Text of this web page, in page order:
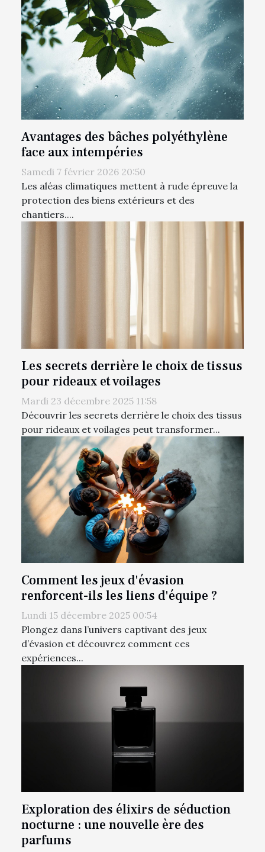
Avantages des bâches polyéthylène
face aux intempéries
Samedi 7 février 2026 20:50
Les aléas climatiques mettent à rude épreuve la
protection des biens extérieurs et des
chantiers....
Les secrets derrière le choix de tissus
pour rideaux et voilages
Mardi 23 décembre 2025 11:58
Découvrir les secrets derrière le choix des tissus
pour rideaux et voilages peut transformer...
Comment les jeux d'évasion
renforcent-ils les liens d'équipe ?
Lundi 15 décembre 2025 00:54
Plongez dans l’univers captivant des jeux
d’évasion et découvrez comment ces
expériences...
Exploration des élixirs de séduction
nocturne : une nouvelle ère des
parfums